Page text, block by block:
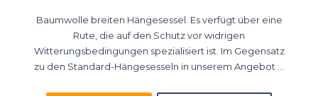
Baumwolle breiten Hängesessel. Es verfügt über eine
Rute, die auf den Schutz vor widrigen
Witterungsbedingungen spezialisiert ist. Im Gegensatz
zu den Standard-Hängesesseln in unserem Angebot ...